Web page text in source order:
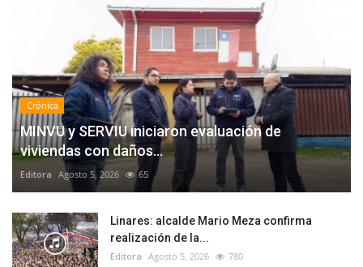
Crónica
MINVU y SERVIU iniciaron evaluación de
viviendas con daños...
Editora Agosto 5, 2026 65
Linares: alcalde Mario Meza confirma
realización de la...
Editora Agosto 5, 2026 780